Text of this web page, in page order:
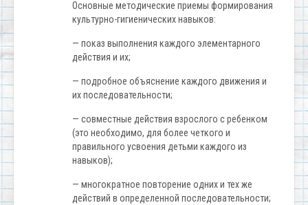
Основные методические приемы формирования
культурно-гигиенических навыков:
— показ выполнения каждого элементарного
действия и их;
— подробное объяснение каждого движения и
их последовательности;
— совместные действия взрослого с ребенком
(это необходимо, для более четкого и
правильного усвоения детьми каждого из
навыков);
— многократное повторение одних и тех же
действий в определенной последовательности;